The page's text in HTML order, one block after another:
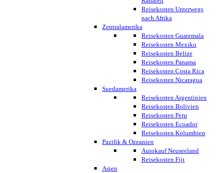
Reisekosten Unterwegs
nach Afrika
Zentralamerika
Reisekosten Guatemala
Reisekosten Mexiko
Reisekosten Belize
Reisekosten Panama
Reisekosten Costa Rica
Reisekosten Nicaragua
Suedamerika
Reisekosten Argentinien
Reisekosten Bolivien
Reisekosten Peru
Reisekosten Ecuador
Reisekosten Kolumbien
Pazifik & Ozeanien
Autokauf Neuseeland
Reisekosten Fiji
Asien